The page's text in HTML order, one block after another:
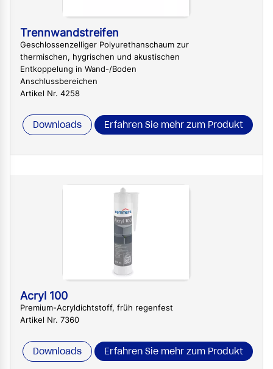
Trennwandstreifen
Geschlossenzelliger Polyurethanschaum zur
thermischen, hygrischen und akustischen
Entkoppelung in Wand-/Boden
Anschlussbereichen
Artikel Nr. 4258
Downloads Erfahren Sie mehr zum Produkt
Acryl 100
Premium-Acryldichtstoff, früh regenfest
Artikel Nr. 7360
Downloads Erfahren Sie mehr zum Produkt